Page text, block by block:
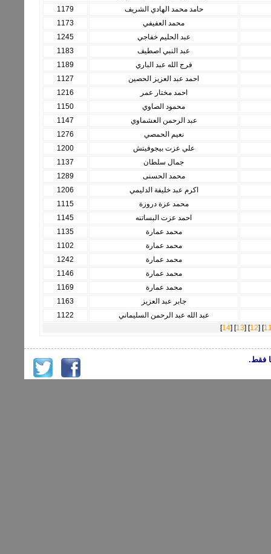
حامد محمد الهادي الشريف
1179
محمد العفيفي
1173
عبد الحليم خفاجي
1245
عبد النبي اصطيف
1183
فرج الله عبد الباري
1189
احمد عبد العزيز الحصين
1127
احمد مختار عمر
1216
محمود الصاوي
1150
عبد الرحمن العشماوي
1147
نعيم الحمصي
1276
علي عزت بيجوفيتش
1200
جمال سلطان
1137
محمد الحسنى
1289
اكرم عبد خليفة الدليمي
1206
محمد عزة دروزة
1115
احمد عزت البساتنه
1145
محمد عمارة
1135
محمد عمارة
1102
محمد عمارة
1242
محمد عمارة
1146
محمد عمارة
1169
جابر عبد العزيز
1163
عبد الله عبد الرحمن السليماني
1122
] [
12
] [
13
] [
14
]